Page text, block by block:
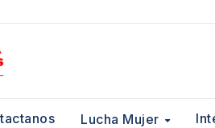
Lucha Mujer